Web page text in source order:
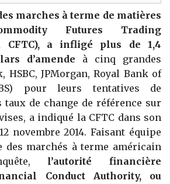
marches à terme de matières
Futures Trading
CFTC), a infligé plus de 1,4
d’amende à cinq grandes
HSBC, JPMorgan, Royal Bank of
pour leurs tentatives de
de change de référence sur
a indiqué la CFTC dans son
novembre 2014. Faisant équipe
des marchés à terme américain
l’autorité financière
Conduct Authority, ou